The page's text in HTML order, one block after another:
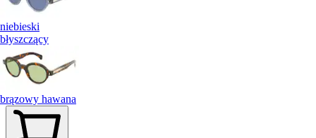
niebieski
błyszczący
brązowy hawana